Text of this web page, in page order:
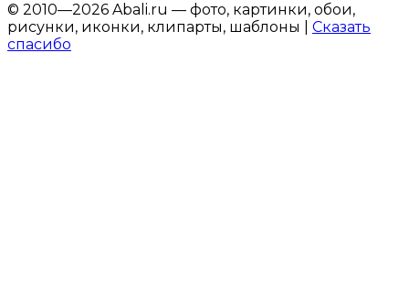
© 2010—2026 Abali.ru — фото, картинки, обои,
рисунки, иконки, клипарты, шаблоны | Сказать
спасибо